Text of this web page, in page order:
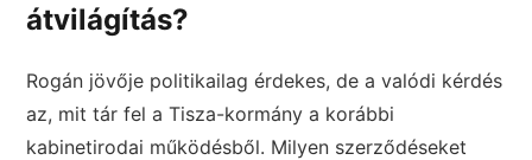
átvilágítás?
Rogán jövője politikailag érdekes, de a valódi kérdés
az, mit tár fel a Tisza-kormány a korábbi
kabinetirodai működésből. Milyen szerződéseket